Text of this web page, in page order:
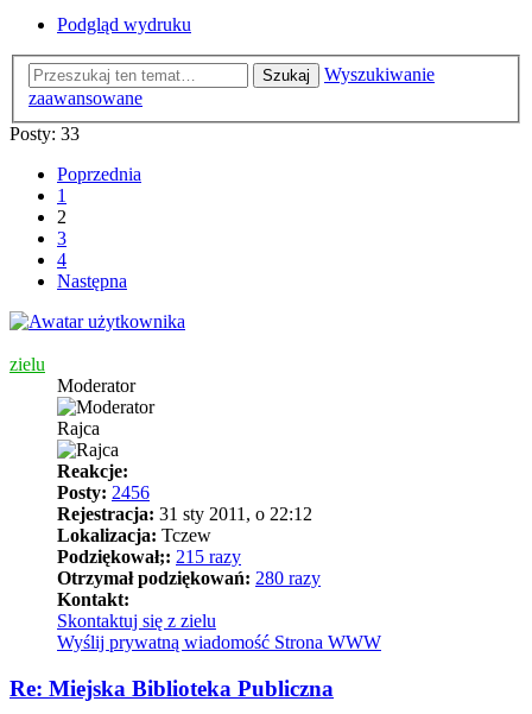
Podgląd wydruku
Szukaj
Wyszukiwanie
zaawansowane
Posty: 33
Poprzednia
1
2
3
4
Następna
zielu
Moderator
Rajca
Reakcje:
Posty: 2456
Rejestracja: 31 sty 2011, o 22:12
Lokalizacja: Tczew
Podziękował;: 215 razy
Otrzymał podziękowań: 280 razy
Kontakt:
Skontaktuj się z zielu
Wyślij prywatną wiadomość Strona WWW
Re: Miejska Biblioteka Publiczna